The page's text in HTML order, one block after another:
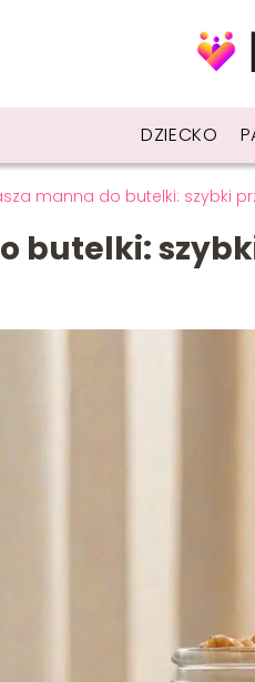
DZIECKO
manna do butelki: szybki
butelki: